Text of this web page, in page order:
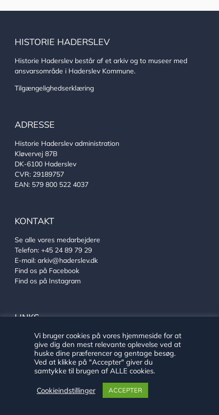
HISTORIE HADERSLEV
Historie Haderslev består af et arkiv og to museer med
ansvarsområde i Haderslev Kommune.
Tilgængelighedserklæring
ADRESSE
Historie Haderslev administration
Kløvervej 87B
DK-6100 Haderslev
CVR: 29189757
EAN: 579 800 522 4037
KONTAKT
Se alle vores medarbejdere
Telefon: +45 24 89 79 29
E-mail: arkiv@haderslev.dk
Find os på Facebook
Find os på Instagram
LINKS
Ehlers Samlingen
Von Oberbergs hus
Sønderjysk arkivsamarbejde
Vi bruger cookies på vores hjemmeside for at
give dig den mest relevante oplevelse ved at
huske dine præferencer og gentage besøg.
Ved at klikke på "Accepter" giver du
samtykke til brugen af ALLE cookies.
Cookieindstillinger ACCEPTER